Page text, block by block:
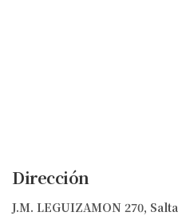
Dirección
J.M. LEGUIZAMON 270, Salta